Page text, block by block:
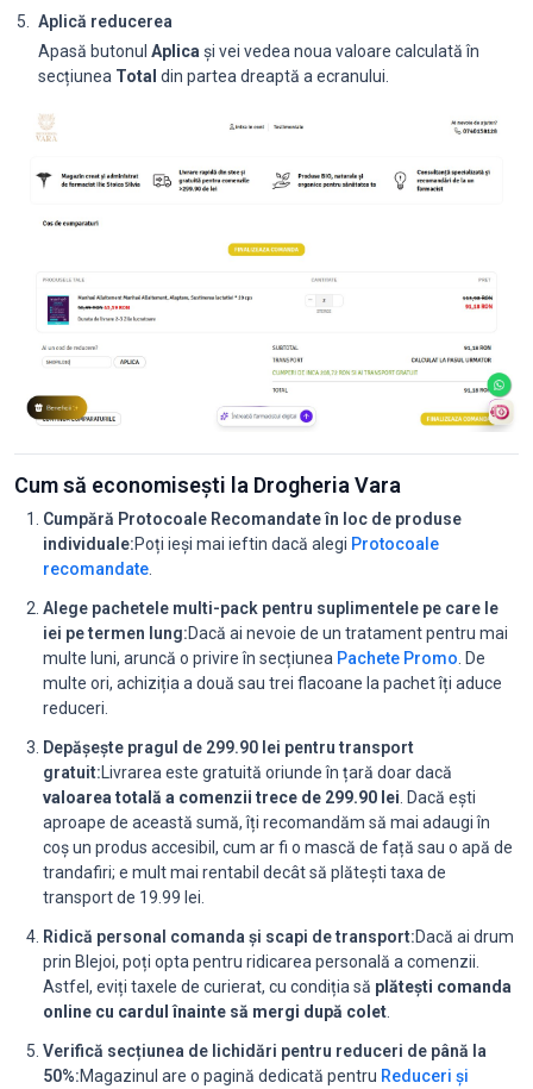
Aplică reducerea
Apasă butonul Aplica și vei vedea noua valoare calculată în
secțiunea Total din partea dreaptă a ecranului.
Cum să economisești la Drogheria Vara
Cumpără Protocoale Recomandate în loc de produse
individuale:Poți ieși mai ieftin dacă alegi Protocoale
recomandate
Alege pachetele multi-pack pentru suplimentele pe care le
iei pe termen lung:Dacă ai nevoie de un tratament pentru mai
multe luni, aruncă o privire în secțiunea Pachete Promo . De
multe ori, achiziția a două sau trei flacoane la pachet îți aduce
reduceri.
Depășește pragul de 299.90 lei pentru transport
gratuit:Livrarea este gratuită oriunde în țară doar dacă
valoarea totală a comenzii trece de 299.90 lei . Dacă ești
aproape de această sumă, îți recomandăm să mai adaugi în
coș un produs accesibil, cum ar fi o mască de față sau o apă de
trandafiri; e mult mai rentabil decât să plătești taxa de
transport de 19.99 lei.
Ridică personal comanda și scapi de transport:Dacă ai drum
prin Blejoi, poți opta pentru ridicarea personală a comenzii.
Astfel, eviți taxele de curierat, cu condiția să plătești comanda
online cu cardul înainte să mergi după colet
Verifică secțiunea de lichidări pentru reduceri de până la
50%:Magazinul are o pagină dedicată pentru Reduceri și